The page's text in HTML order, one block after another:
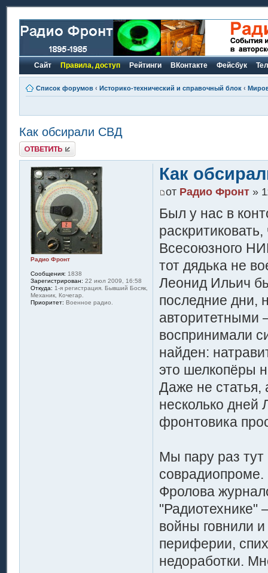
Сайт Правила, доступ Рейтинги ВКонтакте Фейсбук
Список форумов ‹ Историко-технический и справочный блок ‹
Как обсирали СВД
Ответить
Как
от Радио Фронт»
Был у нас в
Всесоюзного
тот дядька не
Леонид Ильич
последние дни,
авторитетными
воспринимали
найден:
это шелкопёры
Даже не статья,
несколько дней
фронтовика
Мы пару раз
Фролова
"Радиотехнике"
войны говнили
периферии,
недоработки.
Радио Фронт
Сообщения: 1838
Зарегистрирован: 22 июл 2009, 16:58
Откуда: 1-я регистрация. Бывший Босяк,
Механик, Кочегар.
Приоритет: Военное радио.